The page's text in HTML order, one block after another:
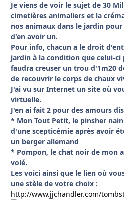
Je viens de voir le sujet de 30
cimetières animaliers et la
nos animaux dans le jardin
d'en avoir un.
Pour info, chacun a le droit
jardin à la condition que celui-ci
faudra creuser un trou d'1m20
de recouvrir le corps de chaux
J'ai vu sur Internet un site où
virtuelle.
J'en ai fait 2 pour des amours
* Mon Tout Petit, le pinsher
d'une scepticémie après avoir
un berger allemand
* Pompon, le chat noir de mon
volé.
Les voici ainsi que le lien où
une stèle de votre choix :
http://www.jjchandler.com/